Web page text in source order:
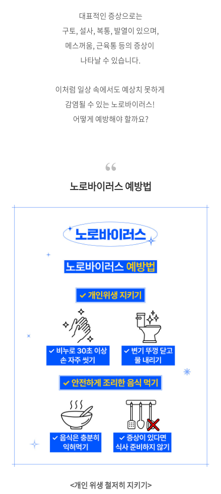
대표적인 증상으로는
구토, 설사, 복통, 발열이 있으며,
메스꺼움, 근육통 등의 증상이
나타날 수 있습니다.
이처럼 일상 속에서도 예상치 못하게
감염될 수 있는 노로바이러스!
어떻게 예방해야 할까요?
노로바이러스 예방법
<개인 위생 철저히 지키기>